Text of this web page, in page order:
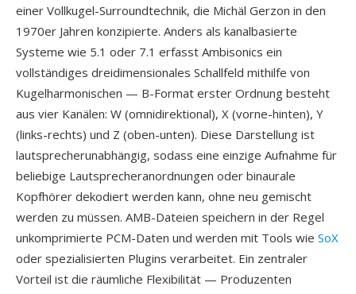
einer Vollkugel-Surroundtechnik, die Michäl Gerzon in den
1970er Jahren konzipierte. Anders als kanalbasierte
Systeme wie 5.1 oder 7.1 erfasst Ambisonics ein
vollständiges dreidimensionales Schallfeld mithilfe von
Kugelharmonischen — B-Format erster Ordnung besteht
aus vier Kanälen: W (omnidirektional), X (vorne-hinten), Y
(links-rechts) und Z (oben-unten). Diese Darstellung ist
lautsprecherunabhängig, sodass eine einzige Aufnahme für
beliebige Lautsprecheranordnungen oder binaurale
Kopfhörer dekodiert werden kann, ohne neu gemischt
werden zu müssen. AMB-Dateien speichern in der Regel
unkomprimierte PCM-Daten und werden mit Tools wie SoX
oder spezialisierten Plugins verarbeitet. Ein zentraler
Vorteil ist die räumliche Flexibilität — Produzenten